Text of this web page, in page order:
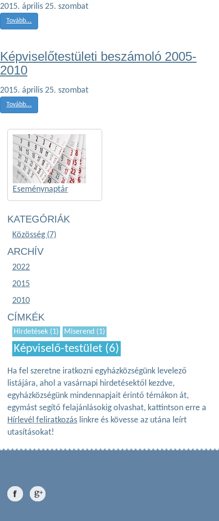
2015. április 25. szombat
Tovább...
Képviselőtestületi beszámoló 2005-
2010
2015. április 25. szombat
Tovább...
Eseménynaptár
KATEGÓRIÁK
Közösség (7)
ARCHÍV
2022
2015
2010
CÍMKÉK
Hirdetések (1) Miserend (1)
Képviselő-testület (6)
Ha fel szeretne iratkozni egyházközségünk levelező
listájára, ahol a vasárnapi hirdetésektől kezdve,
egyházközségünk mindennapjait érintő témákon át,
egymást segítő felajánlásokig olvashat, kattintson erre a
Hírlevél feliratkozás linkre és kövesse az utána leírt
utasításokat!